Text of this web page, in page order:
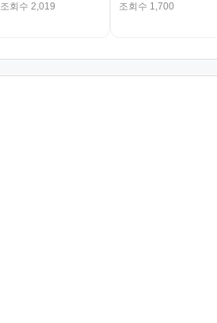
조회수 2,019
조회수 1,700